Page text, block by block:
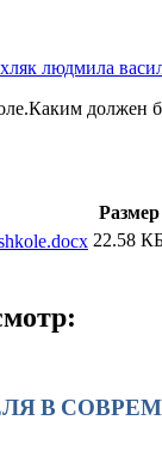
людмила
должен
Размер
22.58